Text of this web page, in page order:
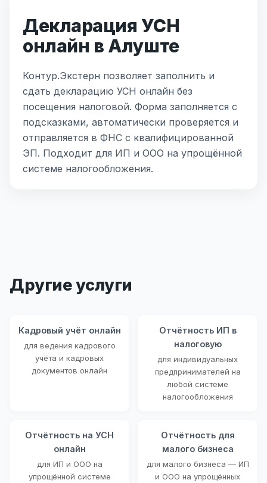
Декларация УСН
онлайн в Алуште
Контур.Экстерн позволяет заполнить и
сдать декларацию УСН онлайн без
посещения налоговой. Форма заполняется с
подсказками, автоматически проверяется и
отправляется в ФНС с квалифицированной
ЭП. Подходит для ИП и ООО на упрощённой
системе налогообложения.
Другие услуги
Кадровый учёт онлайн
для ведения кадрового
учёта и кадровых
документов онлайн
Отчётность ИП в
налоговую
для индивидуальных
предпринимателей на
любой системе
налогообложения
Отчётность на УСН
онлайн
для ИП и ООО на
упрощённой системе
Отчётность для
малого бизнеса
для малого бизнеса — ИП
и ООО на упрощённых